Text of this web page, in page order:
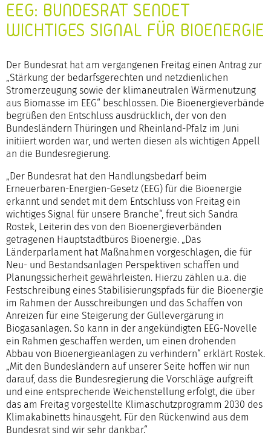
EEG: BUNDESRAT SENDET
WICHTIGES SIGNAL FÜR BIOENERGIE
Der Bundesrat hat am vergangenen Freitag einen Antrag zur
„Stärkung der bedarfsgerechten und netzdienlichen
Stromerzeugung sowie der klimaneutralen Wärmenutzung
aus Biomasse im EEG“ beschlossen. Die Bioenergieverbände
begrüßen den Entschluss ausdrücklich, der von den
Bundesländern Thüringen und Rheinland-Pfalz im Juni
initiiert worden war, und werten diesen als wichtigen Appell
an die Bundesregierung.
„Der Bundesrat hat den Handlungsbedarf beim
Erneuerbaren-Energien-Gesetz (EEG) für die Bioenergie
erkannt und sendet mit dem Entschluss von Freitag ein
wichtiges Signal für unsere Branche“, freut sich Sandra
Rostek, Leiterin des von den Bioenergieverbänden
getragenen Hauptstadtbüros Bioenergie. „Das
Länderparlament hat Maßnahmen vorgeschlagen, die für
Neu- und Bestandsanlagen Perspektiven schaffen und
Planungssicherheit gewährleisten. Hierzu zählen u.a. die
Festschreibung eines Stabilisierungspfads für die Bioenergie
im Rahmen der Ausschreibungen und das Schaffen von
Anreizen für eine Steigerung der Güllevergärung in
Biogasanlagen. So kann in der angekündigten EEG-Novelle
ein Rahmen geschaffen werden, um einen drohenden
Abbau von Bioenergieanlagen zu verhindern“ erklärt Rostek.
„Mit den Bundesländern auf unserer Seite hoffen wir nun
darauf, dass die Bundesregierung die Vorschläge aufgreift
und eine entsprechende Weichenstellung erfolgt, die über
das am Freitag vorgestellte Klimaschutzprogramm 2030 des
Klimakabinetts hinausgeht. Für den Rückenwind aus dem
Bundesrat sind wir sehr dankbar.“